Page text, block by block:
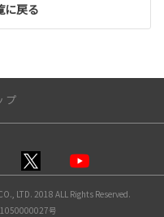
に戻る
プ
LTD. 2018 ALL Rights Reserved.
号